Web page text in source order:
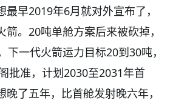
最早2019年6月就对外宣布了，
。20吨单舱方案后来被砍掉，
下一代火箭运力目标20到30吨，
批准，计划2030至2031年首
了五年，比首舱发射晚六年，